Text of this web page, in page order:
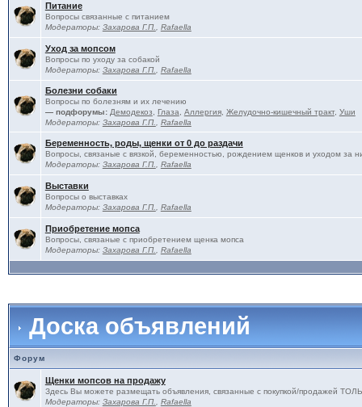
Питание
Вопросы связанные с питанием
Модераторы: Захарова Г.П. Rafaella
Уход за мопсом
Вопросы по уходу за собакой
Модераторы: Захарова Г.П. Rafaella
Болезни собаки
Вопросы по болезням и их лечению
— подфорумы: Демодекоз Глаза Аллергия, Желудочно-кишечный тракт, Уши
Модераторы: Захарова Г.П. Rafaella
Беременность, роды, щенки от 0 до раздачи
Вопросы, связаные с вязкой, беременностью, рождением щенков и уходом за
Модераторы: Захарова Г.П. Rafaella
Выставки
Вопросы о выставках
Модераторы: Захарова Г.П. Rafaella
Приобретение мопса
Вопросы, связаные с приобретением щенка мопса
Модераторы: Захарова Г.П. Rafaella
Доска объявлений
Форум
Щенки мопсов на продажу
Здесь Вы можете размещать объявления, связанные с покупкой/продажей
Модераторы: Захарова Г.П. Rafaella